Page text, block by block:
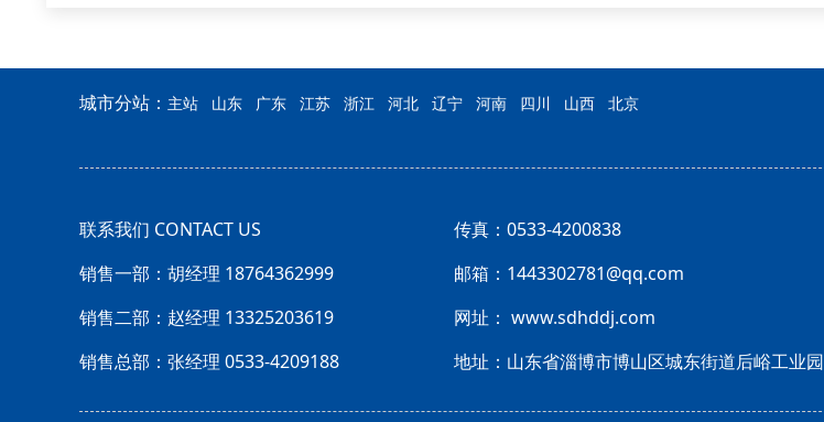
城市分站： 主站 山东 广东 江苏 浙江 河北 辽宁 河南 四川 山西 北京
联系我们 CONTACT US
销售一部：胡经理 18764362999
销售二部：赵经理 13325203619
销售总部：张经理 0533-4209188
传真：0533-4200838
邮箱：1443302781@qq.com
网址： www.sdhddj.com
地址：山东省淄博市博山区城东街道后峪工业园